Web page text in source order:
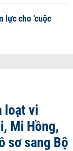
lực cho ‘cuộc
loạt vi
Mi Hồng,
sơ sang Bộ